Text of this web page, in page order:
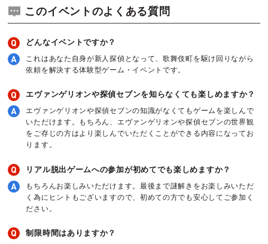
このイベントのよくある質問
どんなイベントですか？
これはあなた自身が新人探偵となって、歌舞伎町を駆け回りながら
依頼を解決する体験型ゲーム・イベントです。
エヴァンゲリオンや探偵セブンを知らなくても楽しめますか？
エヴァンゲリオンや探偵セブンの知識がなくてもゲームを楽しんで
いただけます。もちろん、エヴァンゲリオンや探偵セブンの世界観
をご存じの方はより楽しんでいただくことができる内容になってお
ります。
リアル脱出ゲームへの参加が初めてでも楽しめますか？
もちろんお楽しみいただけます。最後まで謎解きをお楽しみいただ
く為にヒントもございますので、初めての方でも安心してご参加く
ださい。
制限時間はありますか？